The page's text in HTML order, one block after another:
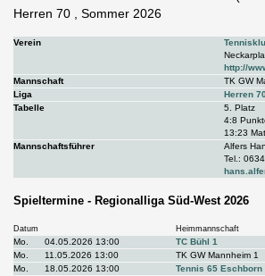
Herren 70 , Sommer 2026
Verein
http://
Mannschaft
TK GW
Liga
Herren
Tabelle
5. Platz
4:8
13:23
Mannschaftsführer
Alfers
Tel.:
Spieltermine - Regionalliga Süd-West 2026
Datum Heimmannschaft
Mo. 04.05.2026 13:00
TC Bühl 1
Mo.
11.05.2026 13:00
TK GW Mannheim 1
Mo.
18.05.2026 13:00
Tennis 65 Eschborn